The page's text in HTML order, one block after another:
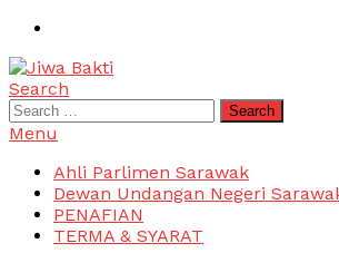
Skip
Content
Jiwa Bakti
Suara PBB Sarawak
Search
Search
for:
Menu
Ahli Parlimen Sarawak
Dewan Undangan Negeri
PENAFIAN
TERMA & SYARAT